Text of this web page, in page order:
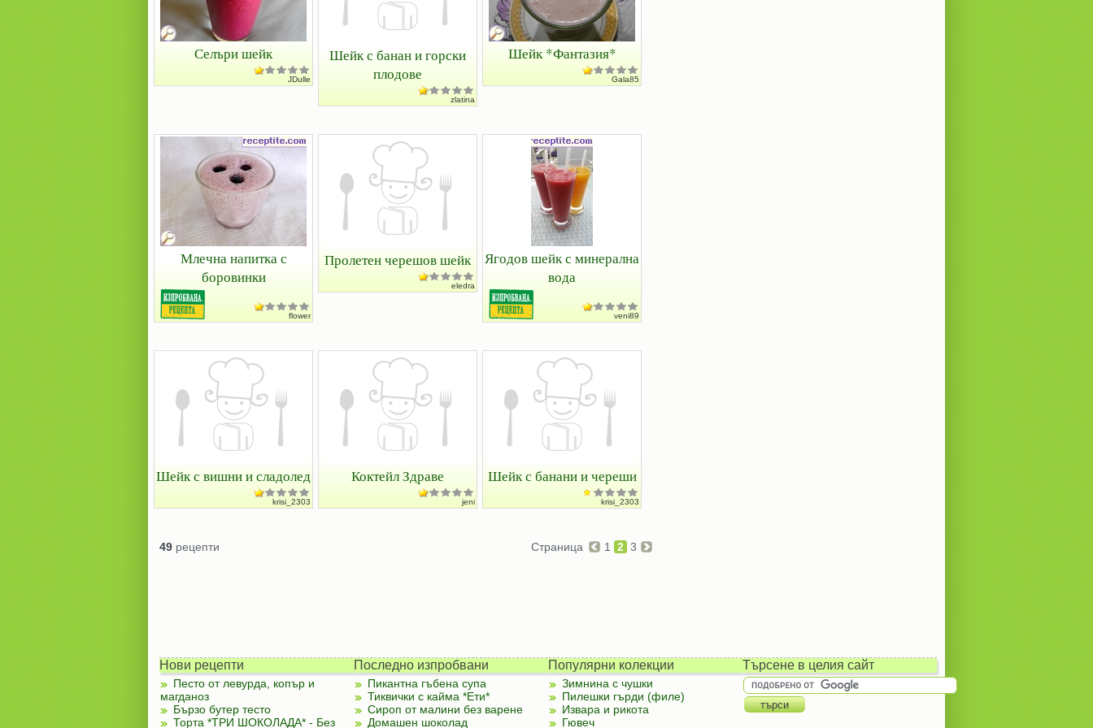
Селъри шейк
JDulle
Шейк с банан и горски
плодове
zlatina
Шейк *Фантазия*
Gala85
Млечна напитка с
боровинки
flower
Пролетен черешов шейк
eledra
Ягодов шейк с минерална
вода
veni89
Шейк с вишни и сладолед
krisi_2303
Коктейл Здраве
jeni
Шейк с банани и череши
krisi_2303
49 рецепти Страница 1 2 3
Нови рецепти
Песто от левурда, копър и
магданоз
Бързо бутер тесто
Торта *ТРИ ШОКОЛАДА* - Без
Последно изпробвани
Пикантна гъбена супа
Тиквички с кайма *Ети*
Сироп от малини без варене
Домашен шоколад
Популярни колекции
Зимнина с чушки
Пилешки гърди (филе)
Извара и рикота
Гювеч
Търсене в целия сайт